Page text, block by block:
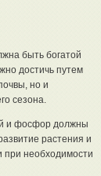
быть богатой
достичь путем
но и
сезона.
и фосфор должны
растения и
при необходимости